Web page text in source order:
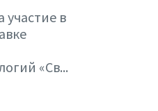
в
«Св...